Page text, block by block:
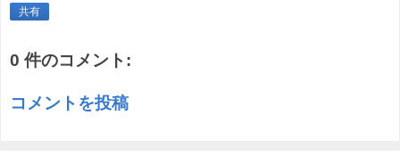
共有
0 件のコメント:
コメントを投稿